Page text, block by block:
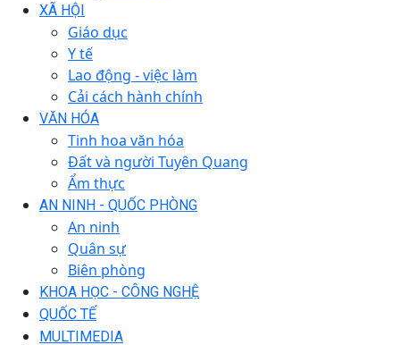
XÃ HỘI
Giáo dục
Y tế
Lao động - việc làm
Cải cách hành chính
VĂN HÓA
Tinh hoa văn hóa
Đất và người Tuyên Quang
Ẩm thực
AN NINH - QUỐC PHÒNG
An ninh
Quân sự
Biên phòng
KHOA HỌC - CÔNG NGHỆ
QUỐC TẾ
MULTIMEDIA